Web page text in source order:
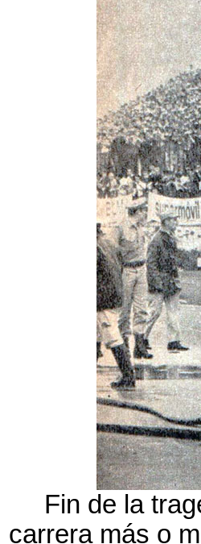
Fin de la
carrera más o